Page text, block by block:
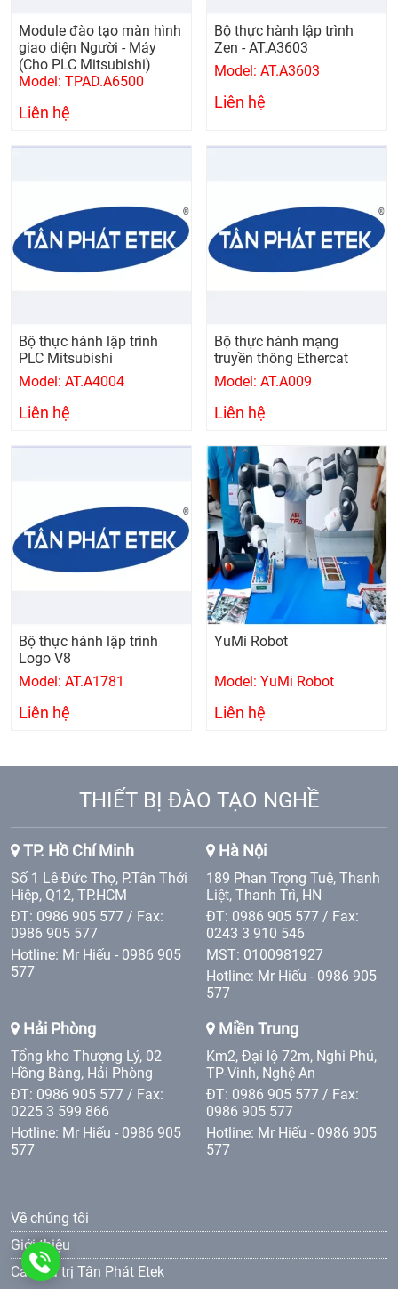
Module đào tạo màn hình
giao diện Người - Máy
(Cho PLC Mitsubishi)
Model: TPAD.A6500
Liên hệ
Bộ thực hành lập trình
Zen - AT.A3603
Model: AT.A3603
Liên hệ
Bộ thực hành lập trình
PLC Mitsubishi
Model: AT.A4004
Liên hệ
Bộ thực hành mạng
truyền thông Ethercat
Model: AT.A009
Liên hệ
Bộ thực hành lập trình
Logo V8
Model: AT.A1781
Liên hệ
YuMi Robot
Model: YuMi Robot
Liên hệ
THIẾT BỊ ĐÀO TẠO NGHỀ
TP. Hồ Chí Minh
Số 1 Lê Đức Thọ, P.Tân Thới
Hiệp, Q12, TP.HCM
ĐT: 0986 905 577 / Fax:
0986 905 577
Hotline: Mr Hiếu - 0986 905
577
Hà Nội
189 Phan Trọng Tuệ, Thanh
Liệt, Thanh Trì, HN
ĐT: 0986 905 577 / Fax:
0243 3 910 546
MST: 0100981927
Hotline: Mr Hiếu - 0986 905
577
Hải Phòng
Tổng kho Thượng Lý, 02
Hồng Bàng, Hải Phòng
ĐT: 0986 905 577 / Fax:
0225 3 599 866
Hotline: Mr Hiếu - 0986 905
577
Miền Trung
Km2, Đại lộ 72m, Nghi Phú,
TP-Vinh, Nghệ An
ĐT: 0986 905 577 / Fax:
0986 905 577
Hotline: Mr Hiếu - 0986 905
577
Về chúng tôi
Giới thiệu
Các giá trị Tân Phát Etek
0986